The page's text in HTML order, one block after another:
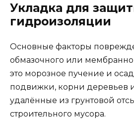
Укладка для
гидроизоляции
Основные факторы
обмазочного или
это морозное пучение и
подвижки, корни деревьев
удалённые из грунтовой
строительного мусора.